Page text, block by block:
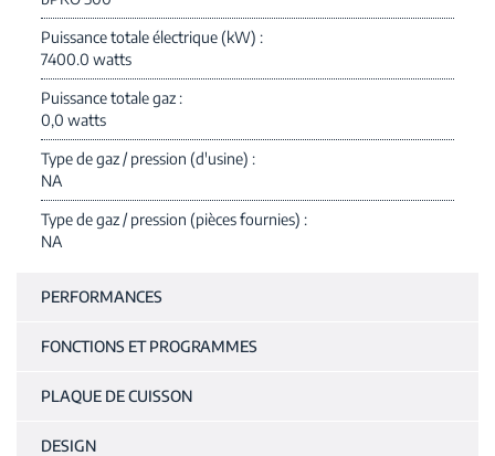
Puissance totale électrique (kW)
7400.0 watts
Puissance totale gaz
0,0 watts
Type de gaz / pression (d'usine)
NA
Type de gaz / pression (pièces fournies)
NA
PERFORMANCES
FONCTIONS ET PROGRAMMES
PLAQUE DE CUISSON
DESIGN